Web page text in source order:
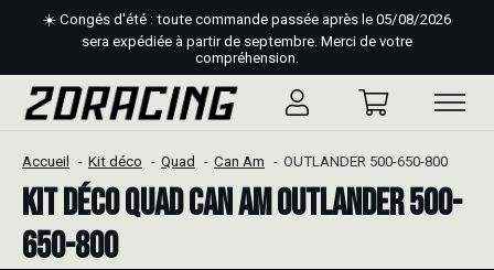
☀️ Congés d'été : toute commande passée après le 05/08/2026
sera expédiée à partir de septembre. Merci de votre
compréhension.
Accueil Kit déco Quad Can Am OUTLANDER 500-650-800
Kit déco Quad Can Am OUTLANDER 500-
650-800